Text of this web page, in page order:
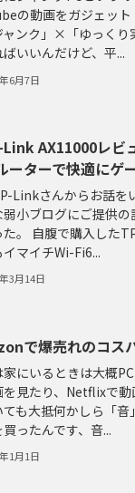
の動画をガジェッ
ャンク」×「ゆっくり
いいんだけど、平...
6月7日
Link AX11000レ
ーターで快適にゲ
Linkさんからお話を
弱小ブログにご提供
た。 自腹で購入した
イマイチWi-Fi6...
3月14日
で爆売れのコス
家にいるときは大概
を見たり、Netflixで
ても大抵何かしら「
ったんです、音...
1月1日